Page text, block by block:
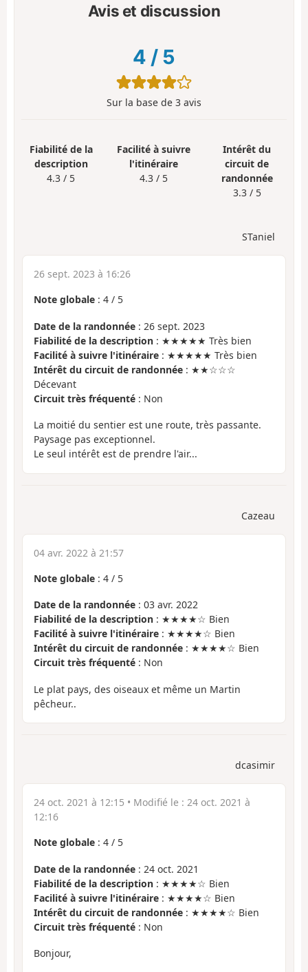
Avis et discussion
4 / 5
Sur la base de 3 avis
Fiabilité de la
description
4.3 / 5
Facilité à suivre
l'itinéraire
4.3 / 5
Intérêt du
circuit de
randonnée
3.3 / 5
STaniel
26 sept. 2023 à 16:26
Note globale : 4 / 5
Date de la randonnée : 26 sept. 2023
Fiabilité de la description : ★★★★★ Très bien
Facilité à suivre l'itinéraire : ★★★★★ Très bien
Intérêt du circuit de randonnée : ★★☆☆☆
Décevant
Circuit très fréquenté : Non
La moitié du sentier est une route, très passante.
Paysage pas exceptionnel.
Le seul intérêt est de prendre l'air...
Cazeau
04 avr. 2022 à 21:57
Note globale : 4 / 5
Date de la randonnée : 03 avr. 2022
Fiabilité de la description : ★★★★☆ Bien
Facilité à suivre l'itinéraire : ★★★★☆ Bien
Intérêt du circuit de randonnée : ★★★★☆ Bien
Circuit très fréquenté : Non
Le plat pays, des oiseaux et même un Martin
pêcheur..
dcasimir
24 oct. 2021 à 12:15 • Modifié le : 24 oct. 2021 à
12:16
Note globale : 4 / 5
Date de la randonnée : 24 oct. 2021
Fiabilité de la description : ★★★★☆ Bien
Facilité à suivre l'itinéraire : ★★★★☆ Bien
Intérêt du circuit de randonnée : ★★★★☆ Bien
Circuit très fréquenté : Non
Bonjour,